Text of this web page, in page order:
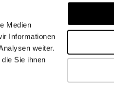
Medien
Informationen
weiter.
Sie ihnen
Zertifikate